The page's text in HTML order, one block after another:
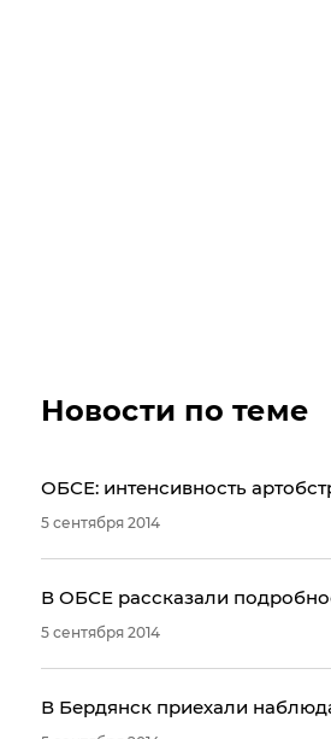
Новости по теме
ОБСЕ: интенсивность
5 сентября 2014
В ОБСЕ рассказали
5 сентября 2014
В Бердянск приехали